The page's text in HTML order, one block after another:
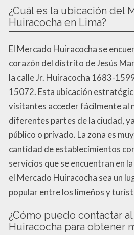
¿Cuál es la ubicación del
Huiracocha en Lima?
El Mercado Huiracocha se
corazón del distrito de Jesús
la calle Jr. Huiracocha 1683-
15072. Esta ubicación
visitantes acceder fácilmente al
diferentes partes de la ciudad,
público o privado. La zona es
cantidad de establecimientos
servicios que se encuentran en
el Mercado Huiracocha sea un
popular entre los limeños y
¿Cómo puedo contactar
Huiracocha para obtener